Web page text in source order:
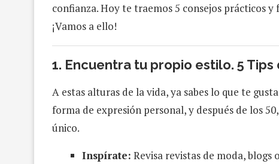
confianza. Hoy te traemos 5 consejos prácticos
¡Vamos a ello!
1. Encuentra tu propio estilo. 5
A estas alturas de la vida, ya sabes lo que te
forma de expresión personal, y después de los
único.
Inspírate: Revisa revistas de moda, blogs